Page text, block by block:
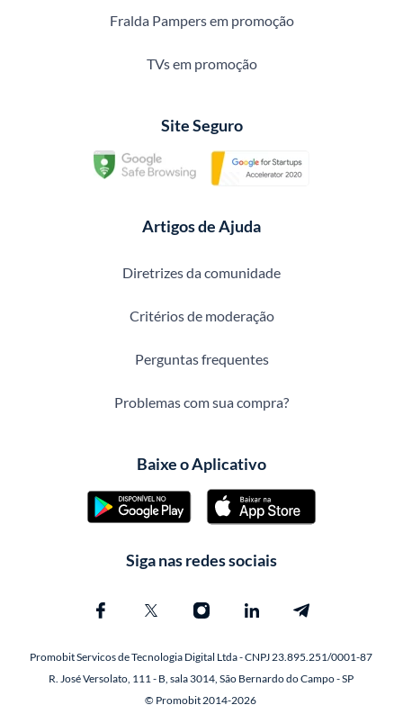
Fralda Pampers em promoção
TVs em promoção
Site Seguro
Artigos de Ajuda
Diretrizes da comunidade
Critérios de moderação
Perguntas frequentes
Problemas com sua compra?
Baixe o Aplicativo
Siga nas redes sociais
Promobit Servicos de Tecnologia Digital Ltda - CNPJ 23.895.251/0001-87
R. José Versolato, 111 - B, sala 3014, São Bernardo do Campo - SP
© Promobit 2014-2026